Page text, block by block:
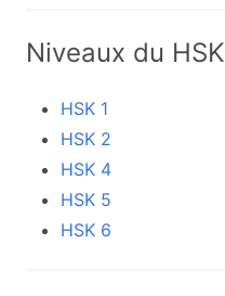
Niveaux du HSK
HSK 1
HSK 2
HSK 4
HSK 5
HSK 6